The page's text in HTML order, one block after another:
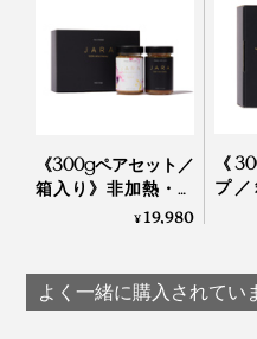
（メラトニン）の分泌を
《300gペアセット／
箱入り》非加熱・無
濾過 世界最古の採
チミツ｜JARA Honey
¥19,980
《
プ／
熱
希少
よく一緒に購入されてい